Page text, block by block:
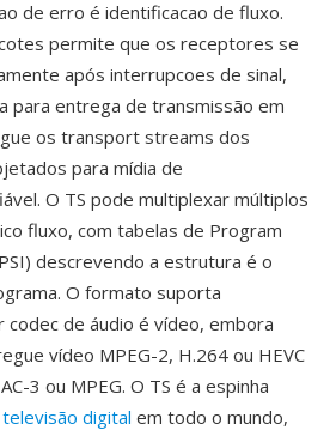
de erro é identificacao de fluxo.
permite que os receptores se
após interrupcoes de sinal,
para entrega de transmissão em
os transport streams dos
para mídia de
O TS pode multiplexar múltiplos
fluxo, com tabelas de Program
descrevendo a estrutura é o
O formato suporta
de áudio é vídeo, embora
vídeo MPEG-2, H.264 ou HEVC
3 ou MPEG. O TS é a espinha
televisão digital em todo o mundo,